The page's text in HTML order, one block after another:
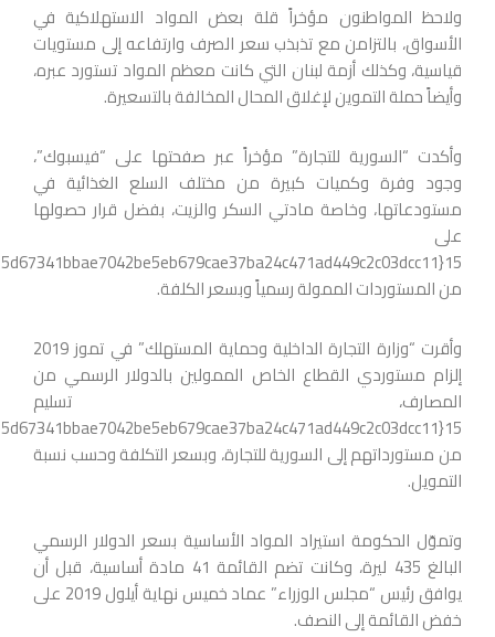
ولاحظ المواطنون مؤخراً قلة بعض المواد الاستهلاكية في
الأسواق، بالتزامن مع تذبذب سعر الصرف وارتفاعه إلى مستويات
قياسية، وكذلك أزمة لبنان التي كانت معظم المواد تستورد عبره،
وأيضاً حملة التموين لإغلاق المحال المخالفة بالتسعيرة.
وأكدت “السورية للتجارة” مؤخراً عبر صفحتها على “فيسبوك”،
وجود وفرة وكميات كبيرة من مختلف السلع الغذائية في
مستودعاتها، وخاصة مادتي السكر والزيت، بفضل قرار حصولها
على
من المستوردات الممولة رسمياً وبسعر الكلفة.
وأقرت “وزارة التجارة الداخلية وحماية المستهلك” في تموز 2019
إلزام مستوردي القطاع الخاص الممولين بالدولار الرسمي من
المصارف، تسليم
من مستورداتهم إلى السورية للتجارة، وبسعر التكلفة وحسب نسبة
التمويل.
وتموّل الحكومة استيراد المواد الأساسية بسعر الدولار الرسمي
البالغ 435 ليرة، وكانت تضم القائمة 41 مادة أساسية، قبل أن
يوافق رئيس “مجلس الوزراء” عماد خميس نهاية أيلول 2019 على
خفض القائمة إلى النصف.